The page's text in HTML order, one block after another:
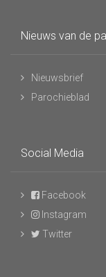
Nieuws van de
Nieuwsbrief
Parochieblad
Social Media
Facebook
Instagram
Twitter